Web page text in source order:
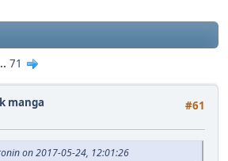
71
#61
manga
on 2017-05-24, 12:01:26